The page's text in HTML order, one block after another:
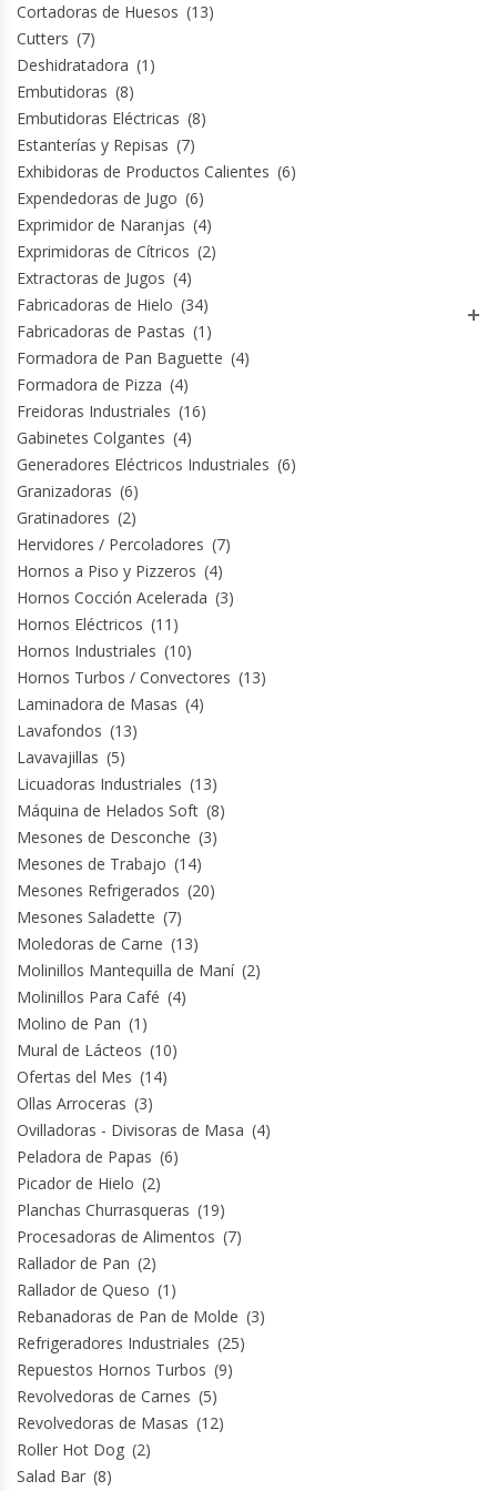
Cortadoras de Huesos (13)
Cutters (7)
Deshidratadora (1)
Embutidoras (8)
Embutidoras Eléctricas (8)
Estanterías y Repisas (7)
Exhibidoras de Productos Calientes (6)
Expendedoras de Jugo (6)
Exprimidor de Naranjas (4)
Exprimidoras de Cítricos (2)
Extractoras de Jugos (4)
Fabricadoras de Hielo (34)
Fabricadoras de Pastas (1)
Formadora de Pan Baguette (4)
Formadora de Pizza (4)
Freidoras Industriales (16)
Gabinetes Colgantes (4)
Generadores Eléctricos Industriales (6)
Granizadoras (6)
Gratinadores (2)
Hervidores / Percoladores (7)
Hornos a Piso y Pizzeros (4)
Hornos Cocción Acelerada (3)
Hornos Eléctricos (11)
Hornos Industriales (10)
Hornos Turbos / Convectores (13)
Laminadora de Masas (4)
Lavafondos (13)
Lavavajillas (5)
Licuadoras Industriales (13)
Máquina de Helados Soft (8)
Mesones de Desconche (3)
Mesones de Trabajo (14)
Mesones Refrigerados (20)
Mesones Saladette (7)
Moledoras de Carne (13)
Molinillos Mantequilla de Maní (2)
Molinillos Para Café (4)
Molino de Pan (1)
Mural de Lácteos (10)
Ofertas del Mes (14)
Ollas Arroceras (3)
Ovilladoras - Divisoras de Masa (4)
Peladora de Papas (6)
Picador de Hielo (2)
Planchas Churrasqueras (19)
Procesadoras de Alimentos (7)
Rallador de Pan (2)
Rallador de Queso (1)
Rebanadoras de Pan de Molde (3)
Refrigeradores Industriales (25)
Repuestos Hornos Turbos (9)
Revolvedoras de Carnes (5)
Revolvedoras de Masas (12)
Roller Hot Dog (2)
Salad Bar (8)